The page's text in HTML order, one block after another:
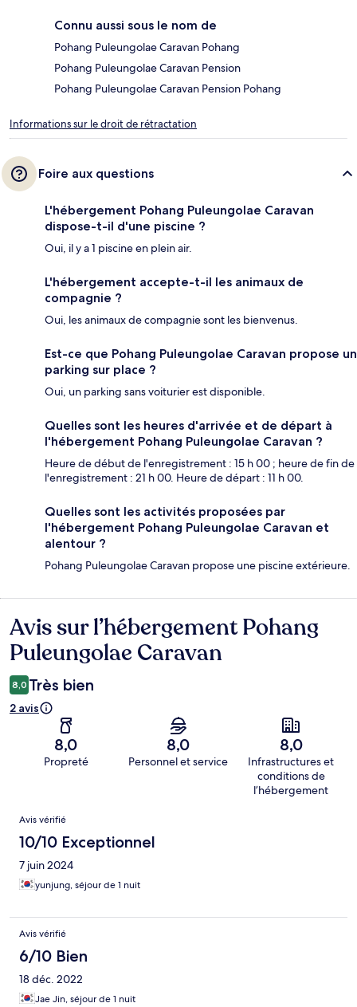
Connu aussi sous le nom de
Pohang Puleungolae Caravan Pohang
Pohang Puleungolae Caravan Pension
Pohang Puleungolae Caravan Pension Pohang
Informations sur le droit de rétractation
Foire aux questions
L'hébergement Pohang Puleungolae Caravan
dispose-t-il d'une piscine ?
Oui, il y a 1 piscine en plein air.
L'hébergement accepte-t-il les animaux de
compagnie ?
Oui, les animaux de compagnie sont les bienvenus.
Est-ce que Pohang Puleungolae Caravan propose un
parking sur place ?
Oui, un parking sans voiturier est disponible.
Quelles sont les heures d'arrivée et de départ à
l'hébergement Pohang Puleungolae Caravan ?
Heure de début de l'enregistrement : 15 h 00 ; heure de fin de
l'enregistrement : 21 h 00. Heure de départ : 11 h 00.
Quelles sont les activités proposées par
l'hébergement Pohang Puleungolae Caravan et
alentour ?
Pohang Puleungolae Caravan propose une piscine extérieure.
Avis
Avis sur l’hébergement Pohang
Puleungolae Caravan
8,0 Très bien
2 avis
8,0
Propreté
8,0
Personnel et service
8,0
Infrastructures et
conditions de
l’hébergement
Avis
Avis vérifié
10/10 Exceptionnel
7 juin 2024
yunjung, séjour de 1 nuit
Avis vérifié
6/10 Bien
18 déc. 2022
Jae Jin, séjour de 1 nuit